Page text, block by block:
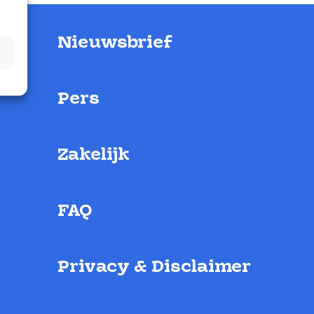
Nieuwsbrief
Pers
Zakelijk
FAQ
Privacy & Disclaimer